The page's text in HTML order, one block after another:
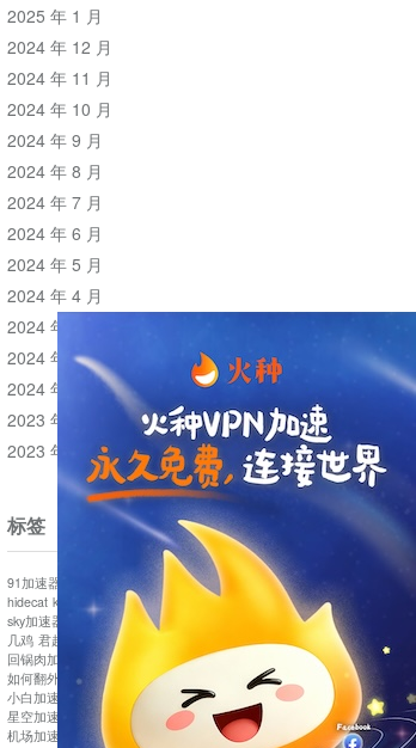
2025 年 1 月
2024 年 12 月
2024 年 11 月
2024 年 10 月
2024 年 9 月
2024 年 8 月
2024 年 7 月
2024 年 6 月
2024 年 5 月
2024 年 4 月
2024 年 3 月
2024 年 2 月
2024 年 1 月
2023 年 12 月
2023 年 11 月
标签
91加速器 bluelayer加速器
clash节点
hidecat kuai500 panda加速器
plex加速器
sky加速器
telegram加速器 中信加速器
云梯加速器
几鸡 君越加速器 哔咔漫画加速器
唐师傅加速器
回锅肉加速器
坚果加速器 壹点加速器
如何翻外墙网站 小哈vp加速器
小火箭加速器
小白加速器
布谷vp加速器 心阶云 快连
星空加速器
最新版clash安卓下载
月光加速器
机场加速器
松果云 极快加速器
梯子加速器